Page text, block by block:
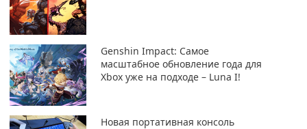
Genshin Impact: Самое
масштабное обновление года для
Xbox уже на подходе – Luna I!
Новая портативная консоль